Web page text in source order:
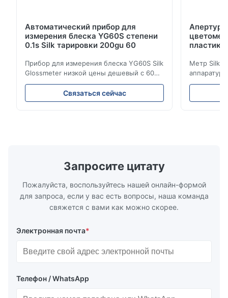
Автоматический прибор для
измерения блеска YG60S степени
0.1s Silk тарировки 200gu 60
Прибор для измерения блеска YG60S Silk
Glossmeter низкой цены дешевый с 60
измерением gu степени 200 лоснистым
Прибор для измерения блеска YG60S 60°
экономический может испытать
Связаться сейчас
Метр Silk
продукции
Запросите цитату
Пожалуйста, воспользуйтесь нашей онлайн-формой
для запроса, если у вас есть вопросы, наша команда
свяжется с вами как можно скорее.
Электронная почта*
Телефон / WhatsApp